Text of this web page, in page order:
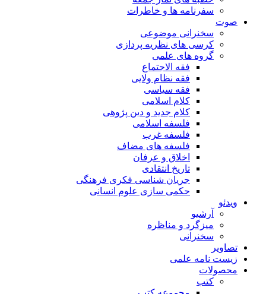
سفرنامه ها و خاطرات
صوت
سخنرانی موضوعی
کرسی های نظریه پردازی
گروه های علمی
فقه الاجتماع
فقه نظام ولایی
فقه سیاسی
کلام اسلامی
کلام جدید و دین پژوهی
فلسفه اسلامی
فلسفه غرب
فلسفه های مضاف
اخلاق و عرفان
تاریخ انتقادی
جریان شناسی فکری فرهنگی
حکمی سازی علوم انسانی
ویدئو
آرشیو
میزگرد و مناظره
سخنرانی
تصاویر
زیست نامه علمی
محصولات
کتب